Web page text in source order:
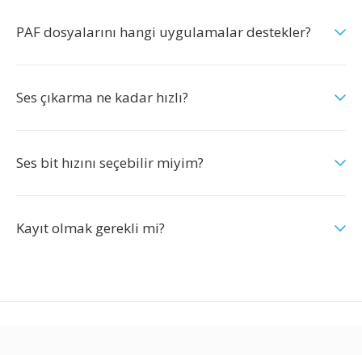
PAF dosyalarını hangi uygulamalar destekler?
Ses çıkarma ne kadar hızlı?
Ses bit hızını seçebilir miyim?
Kayıt olmak gerekli mi?